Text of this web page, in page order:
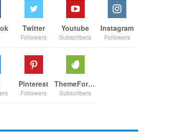
Twitter
Followers
Youtube
Subscribers
Instagram
Followers
Pinterest
Followers
ThemeForest
Subscribers